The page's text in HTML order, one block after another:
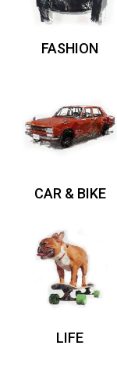
FASHION
CAR & BIKE
LIFE